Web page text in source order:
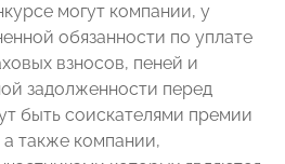
могут компании, у
обязанности по уплате
взносов, пеней и
задолженности перед
быть соискателями премии
также компании,